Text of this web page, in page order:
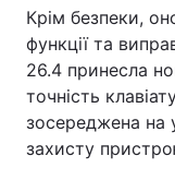
Крім безпеки,
функції та
26.4 принесла
точність
зосереджена на
захисту